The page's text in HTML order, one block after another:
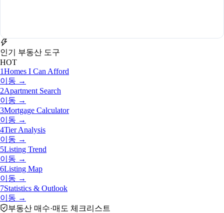
인기 부동산 도구
HOT
1Homes I Can Afford
이동 →
2Apartment Search
이동 →
3Mortgage Calculator
이동 →
4Tier Analysis
이동 →
5Listing Trend
이동 →
6Listing Map
이동 →
7Statistics & Outlook
이동 →
부동산 매수·매도 체크리스트